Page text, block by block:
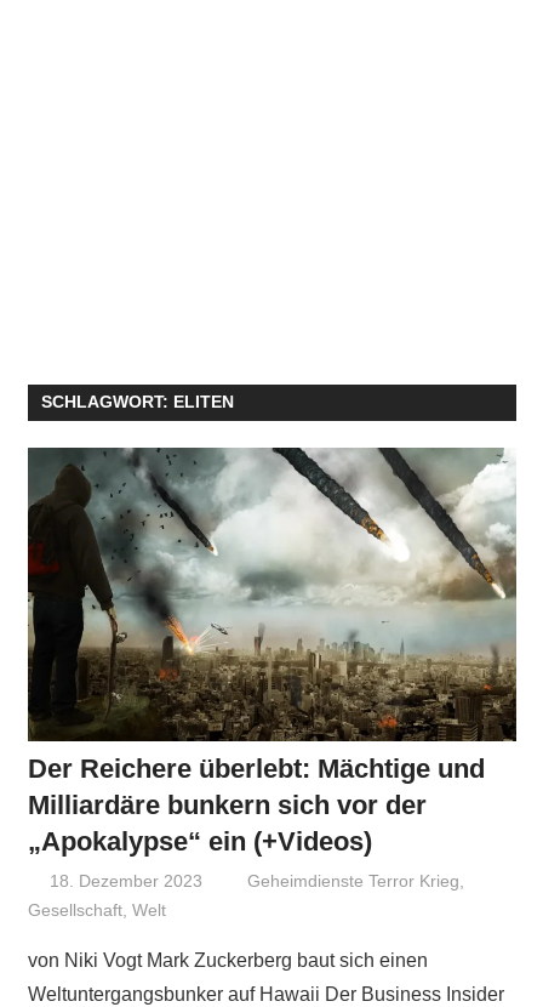
SCHLAGWORT: ELITEN
Der Reichere überlebt: Mächtige und
Milliardäre bunkern sich vor der
„Apokalypse“ ein (+Videos)
18. Dezember 2023 Niki Vogt
Geheimdienste Terror Krieg,
Gesellschaft, Welt
von Niki Vogt Mark Zuckerberg baut sich einen
Weltuntergangsbunker auf Hawaii Der Business Insider